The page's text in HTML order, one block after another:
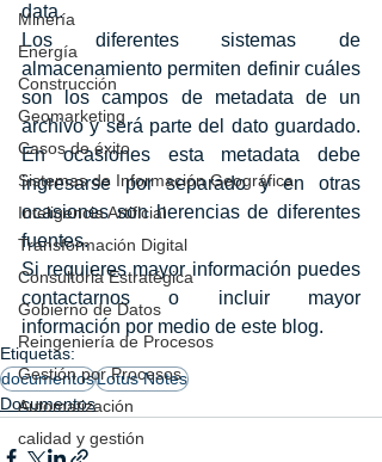
Minería
Energía
Construcción
Geomarketing
Casos de éxito
Sistemas de Información Geográfica
Inteligencia Artificial
Transformación Digital
Consultoria Estratégica
Gobierno de Datos
Reingeniería de Procesos
Gestión por Procesos
Automatización
calidad y gestión
data.
Los diferentes sistemas de
almacenamiento permiten definir cuáles
son los campos de metadata de un
archivo y será parte del dato guardado.
En ocasiones esta metadata debe
ingresarse por separado y en otras
ocasiones son herencias de diferentes
fuentes.
Si requieres mayor información puedes
contactarnos o incluir mayor
información por medio de este blog.
Etiquetas:
documentosLotus Notes
Documentos